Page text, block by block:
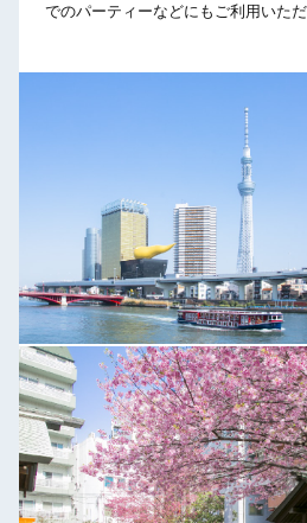
でのパーティーなどにもご利用いただ